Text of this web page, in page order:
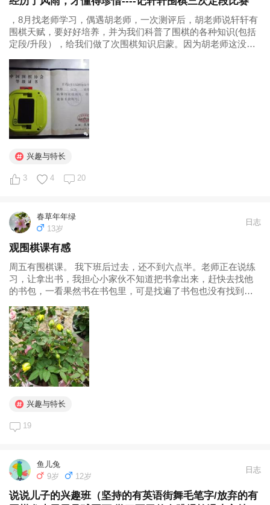
，8月找老师学习，偶遇胡老师，一次测评后，胡老师说轩轩有
围棋天赋，要好好培养，并为我们科普了围棋的各种知识(包括
定段/升段），给我们做了次围棋知识启蒙。因为胡老师这没有
学了一年）。自学围棋入门，并与学了一年的孩子一起学习这
件事情，让我和儿子各种...
兴趣与特长
3 4 20
春草年年绿
13岁
日志
观围棋课有感
周五有围棋课。 我下班后过去，还不到六点半。老师正在说练
习，让拿出书，我担心小家伙不知道把书拿出来，赶快去找他
的书包，一看果然书在书包里，可是找遍了书包也没有找到他
他，小家伙看见我笑了笑。 我就在外面看。越看越焦急越看越
生气，想着下课一定要问老师...
兴趣与特长
19
鱼儿兔
9岁
12岁
日志
说说儿子的兴趣班（坚持的有英语街舞毛笔字/放弃的有